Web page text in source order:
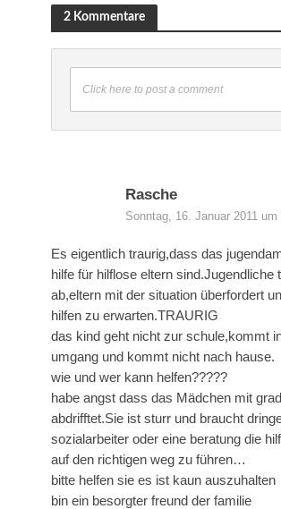
2 Kommentare
Click here to post a comment
Rasche
Sonntag, 16. Januar 2011 um
Es eigentlich traurig,dass das
hilfe für hilflose eltern sind.Jugendliche
ab,eltern mit der situation überfordert
hilfen zu erwarten.TRAURIG
das kind geht nicht zur schule,kommt
umgang und kommt nicht nach hause.
wie und wer kann helfen?????
habe angst dass das Mädchen mit
abdrifftet.Sie ist sturr und braucht
sozialarbeiter oder eine beratung die
auf den richtigen weg zu führen…
bitte helfen sie es ist kaun auszuhalten
bin ein besorgter freund der familie